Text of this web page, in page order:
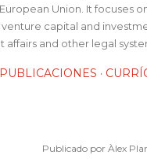
Union. It focuses
capital and
affairs and other legal
PUBLICACIONES
Publicado por Àlex